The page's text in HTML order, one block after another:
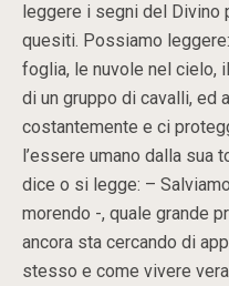
leggere i segni del Divino
quesiti. Possiamo
foglia, le nuvole nel cielo,
di un gruppo di cavalli, ed
costantemente e ci
l’essere umano dalla
dice o si legge: –
morendo -, quale grande
ancora sta cercando di
stesso e come vivere